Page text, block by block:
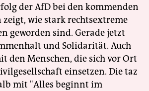
der AfD bei den kommenden
wie stark rechtsextreme
geworden sind. Gerade jetzt
und Solidarität. Auch
den Menschen, die sich vor Ort
einsetzen. Die taz
mit "Alles beginnt im